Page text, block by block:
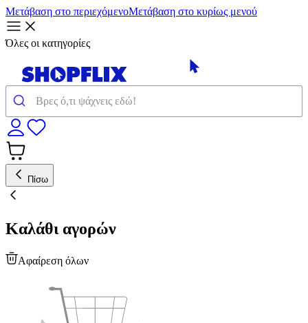
Μετάβαση στο περιεχόμενοΜετάβαση στο κυρίως μενού
Όλες οι κατηγορίες
Πίσω
Καλάθι αγορών
Αφαίρεση όλων